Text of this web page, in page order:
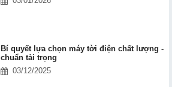
Bí quyết lựa chọn máy tời điện chất lượng -
chuẩn tải trọng
03/12/2025